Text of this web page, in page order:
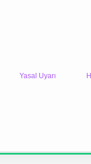
Yasal Uyarı